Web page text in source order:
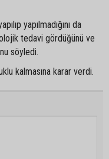
yapılmadığını da
tedavi gördüğünü ve
söyledi.
kalmasına karar verdi.